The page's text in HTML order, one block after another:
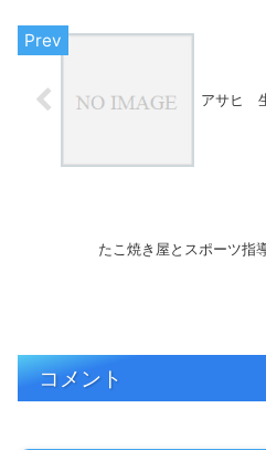
アサヒ
たこ焼き屋とスポーツ指
コメント